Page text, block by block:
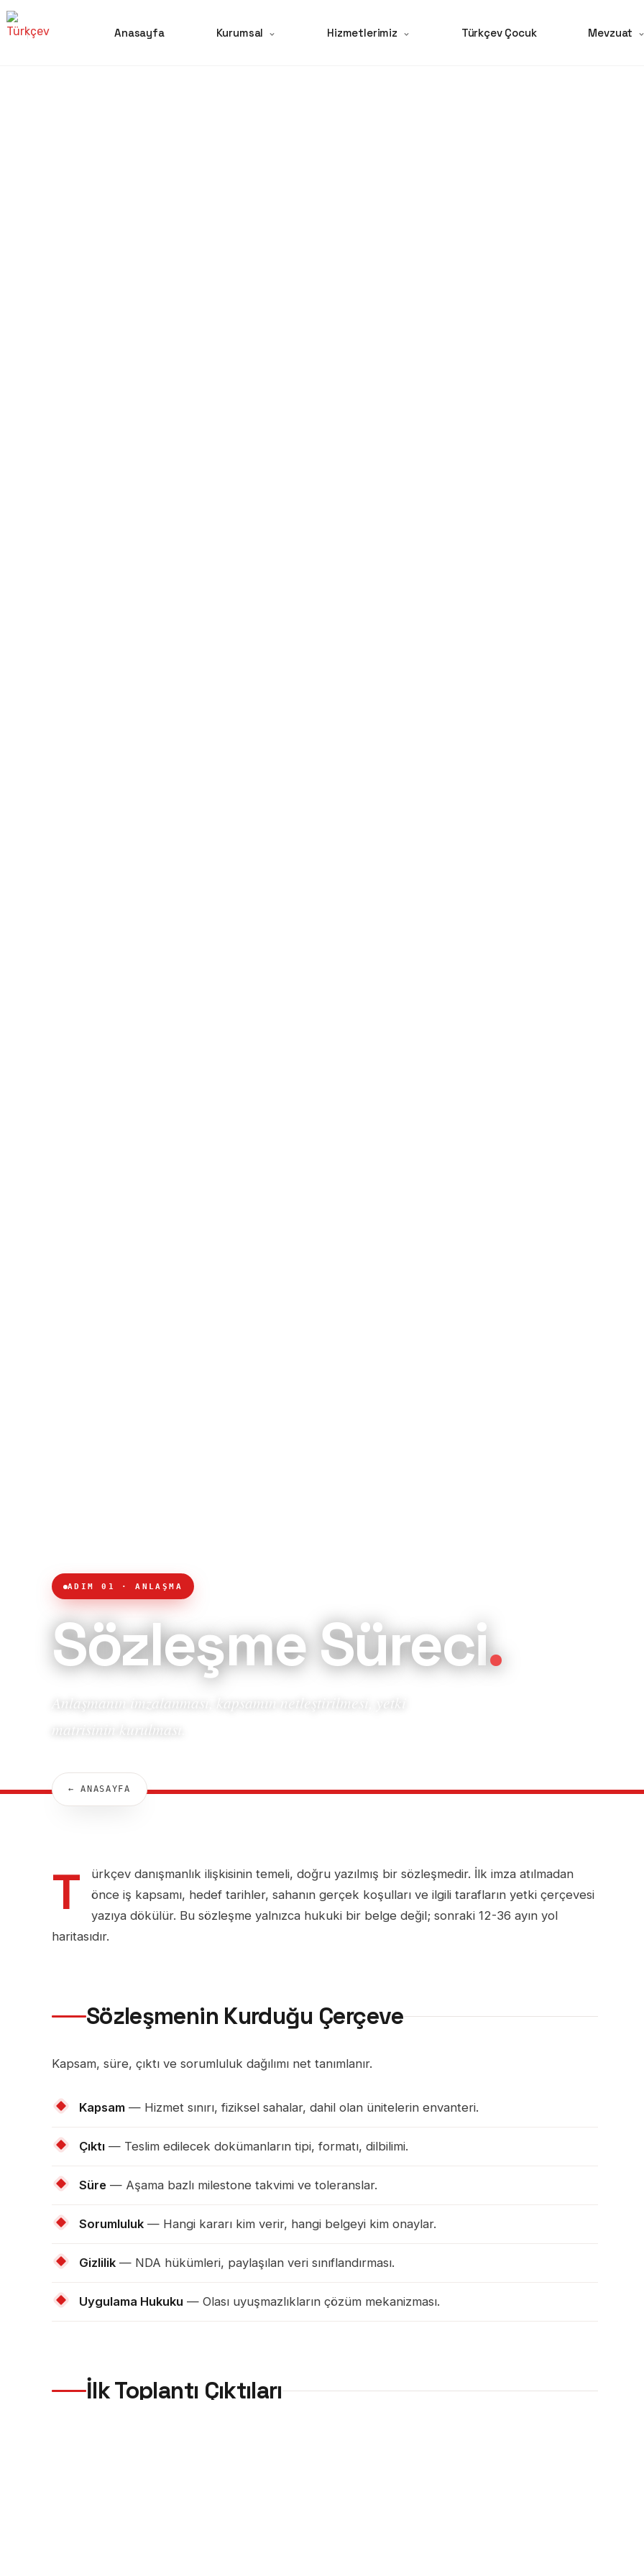
Anasayfa Kurumsal Hizmetlerimiz Türkçev Çocuk Mevzuat
ADIM 01 · ANLAŞMA
Sözleşme Süreci.
Anlaşmanın imzalanması, kapsamın netleştirilmesi, yetki
matrisinin kurulması.
← ANASAYFA
T
ürkçev danışmanlık ilişkisinin temeli, doğru yazılmış bir sözleşmedir. İlk imza atılmadan
önce iş kapsamı, hedef tarihler, sahanın gerçek koşulları ve ilgili tarafların yetki çerçevesi
yazıya dökülür. Bu sözleşme yalnızca hukuki bir belge değil; sonraki 12-36 ayın yol
haritasıdır.
Sözleşmenin Kurduğu Çerçeve
Kapsam, süre, çıktı ve sorumluluk dağılımı net tanımlanır.
Kapsam — Hizmet sınırı, fiziksel sahalar, dahil olan ünitelerin envanteri.
Çıktı — Teslim edilecek dokümanların tipi, formatı, dilbilimi.
Süre — Aşama bazlı milestone takvimi ve toleranslar.
Sorumluluk — Hangi kararı kim verir, hangi belgeyi kim onaylar.
Gizlilik — NDA hükümleri, paylaşılan veri sınıflandırması.
Uygulama Hukuku — Olası uyuşmazlıkların çözüm mekanizması.
İlk Toplantı Çıktıları